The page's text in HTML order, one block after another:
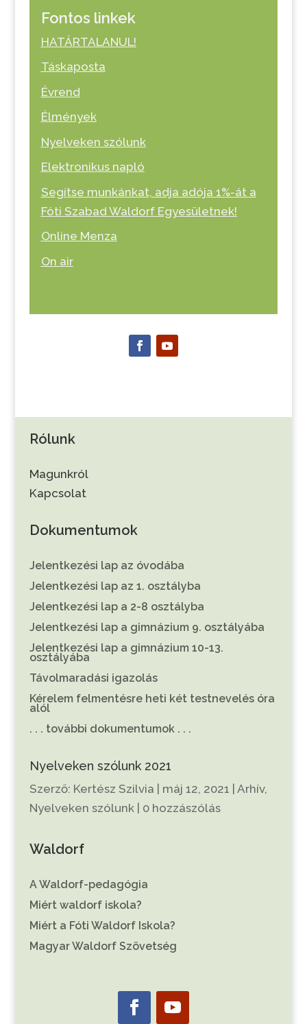
Fontos linkek
HATÁRTALANUL!
Táskaposta
Évrend
Élmények
Nyelveken szólunk
Elektronikus napló
Segítse munkánkat, adja adója 1%-át a
Fóti Szabad Waldorf Egyesületnek!
Online Menza
On air
Rólunk
Magunkról
Kapcsolat
Dokumentumok
Jelentkezési lap az óvodába
Jelentkezési lap az 1. osztályba
Jelentkezési lap a 2-8 osztályba
Jelentkezési lap a gimnázium 9. osztályába
Jelentkezési lap a gimnázium 10-13.
osztályába
Távolmaradási igazolás
Kérelem felmentésre heti két testnevelés óra
alól
. . . további dokumentumok . . .
Nyelveken szólunk 2021
Szerző: Kertész Szilvia | máj 12, 2021 | Arhív,
Nyelveken szólunk| 0 hozzászólás
Waldorf
A Waldorf-pedagógia
Miért waldorf iskola?
Miért a Fóti Waldorf Iskola?
Magyar Waldorf Szövetség